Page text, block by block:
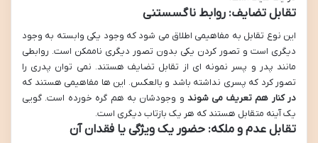
تقابل تضایف: روابط ناگسستنی
این نوع تقابل به مفاهیمی اطلاق می شود که وجود یکی وابسته به وجود
دیگری است و تصور کردن یکی بدون تصور دیگری ناممکن است. روابطی
مانند پدر و پسر نمونه ای از تقابل تضایف هستند. نمی توان پدری را
تصور کرد که پسری نداشته باشد و بالعکس. این ها مفاهیمی هستند که
در کنار هم تعریف می شوندو وجودشان به هم گره خورده است. گویی
یک آینه متقابل هستند که هر یک بازتاب دیگری است.
تقابل عدم و ملکه: حضور یک ویژگی یا فقدان آن